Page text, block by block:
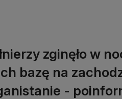
zginęło w
bazę na
-